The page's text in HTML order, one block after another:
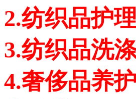
2.纺织品护
3.纺织品洗
4.奢侈品养